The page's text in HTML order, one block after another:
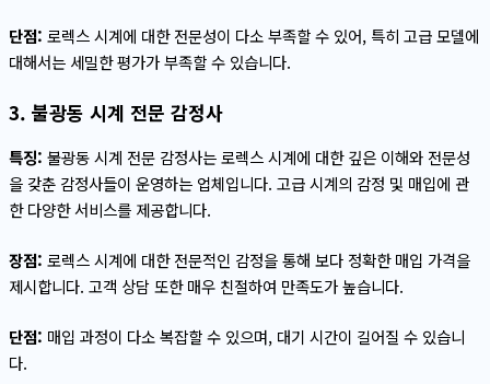
단점: 로렉스 시계에 대한 전문성이 다소 부족할 수 있어, 특히 고급 모델에
대해서는 세밀한 평가가 부족할 수 있습니다.
3. 불광동 시계 전문 감정사
특징: 불광동 시계 전문 감정사는 로렉스 시계에 대한 깊은 이해와 전문성
을 갖춘 감정사들이 운영하는 업체입니다. 고급 시계의 감정 및 매입에 관
한 다양한 서비스를 제공합니다.
장점: 로렉스 시계에 대한 전문적인 감정을 통해 보다 정확한 매입 가격을
제시합니다. 고객 상담 또한 매우 친절하여 만족도가 높습니다.
단점: 매입 과정이 다소 복잡할 수 있으며, 대기 시간이 길어질 수 있습니
다.